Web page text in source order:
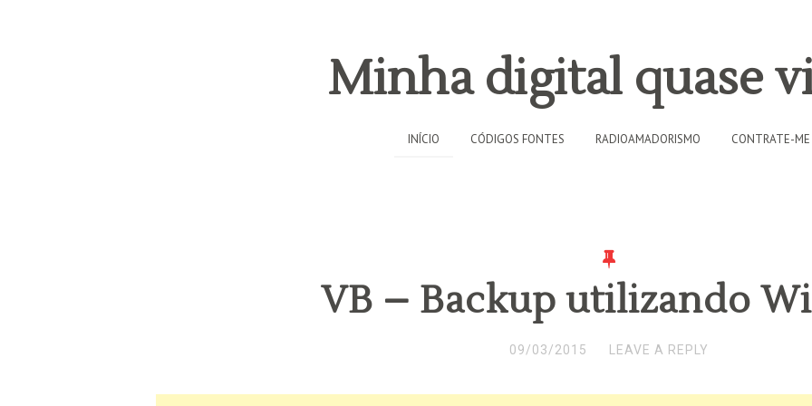
Minha digital quase
INÍCIO CÓDIGOS FONTES RADIOAMADORISMO CONTRATE-ME
VB – Backup utilizando
09/03/2015 LEAVE A REPLY